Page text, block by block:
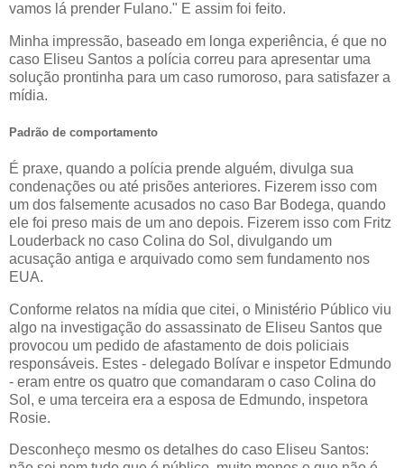
vamos lá prender Fulano." E assim foi feito.
Minha impressão, baseado em longa experiência, é que no
caso Eliseu Santos a polícia correu para apresentar uma
solução prontinha para um caso rumoroso, para satisfazer a
mídia.
Padrão de comportamento
É praxe, quando a polícia prende alguém, divulga sua
condenações ou até prisões anteriores. Fizerem isso com
um dos falsemente acusados no caso Bar Bodega, quando
ele foi preso mais de um ano depois. Fizerem isso com Fritz
Louderback no caso Colina do Sol, divulgando um
acusação antiga e arquivado como sem fundamento nos
EUA.
Conforme relatos na mídia que citei, o Ministério Público viu
algo na investigação do assassinato de Eliseu Santos que
provocou um pedido de afastamento de dois policiais
responsáveis. Estes - delegado Bolívar e inspetor Edmundo
- eram entre os quatro que comandaram o caso Colina do
Sol, e uma terceira era a esposa de Edmundo, inspetora
Rosie.
Desconheço mesmo os detalhes do caso Eliseu Santos: